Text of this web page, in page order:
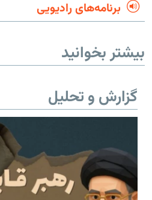
برنامه‌های رادیویی
بیشتر بخوانید
گزارش و تحلیل